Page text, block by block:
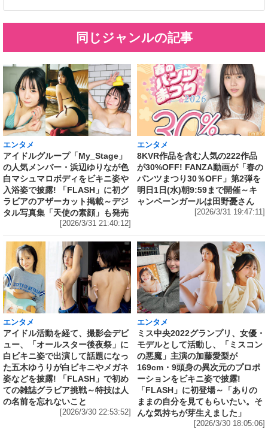
同じジャンルの記事
エンタメ
アイドルグループ「My_Stage」
の人気メンバー・浜辺ゆりなが色
白マシュマロボディをビキニ姿や
入浴姿で披露! 「FLASH」に初グ
ラビアのアザーカット掲載～デジ
タル写真集「天使の素顔」も発売
[2026/3/31 21:40:12]
エンタメ
8KVR作品を含む人気の222作品
が30%OFF! FANZA動画が「春の
パンツまつり30％OFF」第2弾を
明日1日(水)朝9:59まで開催～キ
ャンペーンガールは田野憂さん
[2026/3/31 19:47:11]
エンタメ
アイドル活動を経て、撮影会デビ
ュー、「オールスター後夜祭」に
白ビキニ姿で出演して話題になっ
た五木ゆうりが白ビキニやメガネ
姿などを披露! 「FLASH」で初め
ての雑誌グラビア挑戦～特技は人
の名前を忘れないこと
[2026/3/30 22:53:52]
エンタメ
ミス中央2022グランプリ、女優・
モデルとして活動し、「ミスコン
の悪魔」主演の加藤愛梨が
169cm・9頭身の異次元のプロポ
ーションをビキニ姿で披露!
「FLASH」に初登場～「ありの
ままの自分を見てもらいたい。そ
んな気持ちが芽生えました」
[2026/3/30 18:05:06]